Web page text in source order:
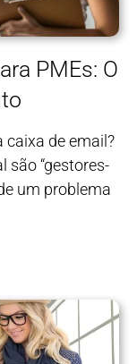
PMEs: O
caixa de email?
são “gestores-
um problema